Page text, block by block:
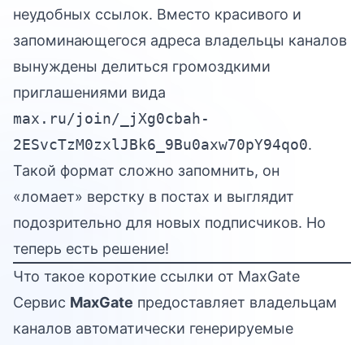
неудобных ссылок. Вместо красивого и
запоминающегося адреса владельцы каналов
вынуждены делиться громоздкими
приглашениями вида
max.ru/join/_jXg0cbah-
2ESvcTzM0zxlJBk6_9Bu0axw70pY94qo0.
Такой формат сложно запомнить, он
«ломает» верстку в постах и выглядит
подозрительно для новых подписчиков. Но
теперь есть решение!
Что такое короткие ссылки от MaxGate
Сервис MaxGate предоставляет владельцам
каналов автоматически генерируемые